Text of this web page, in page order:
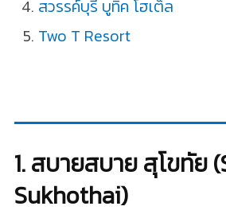
สวรรค์บุรี บูทิค โฮเต็ล
Two T Resort
1. สบายสบาย สุโขทัย
Sukhothai)